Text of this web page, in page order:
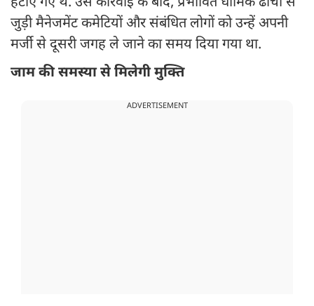
जुड़ी मैनेजमेंट कमेटियों और संबंधित लोगों को उन्हें अपनी
मर्जी से दूसरी जगह ले जाने का समय दिया गया था.
जाम की समस्या से मिलेगी मुक्ति
ADVERTISEMENT